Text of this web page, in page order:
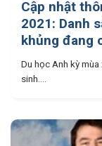
Cập nhật
2021: Danh
khủng đang
Du học Anh kỳ
sinh....